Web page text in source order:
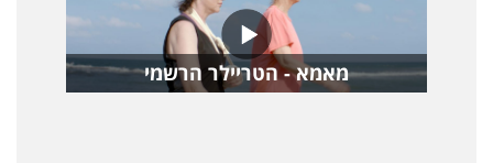
מאמא - הטריילר הרשמי